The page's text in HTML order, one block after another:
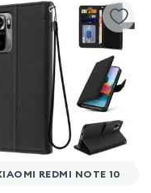
REDMI NOTE 10